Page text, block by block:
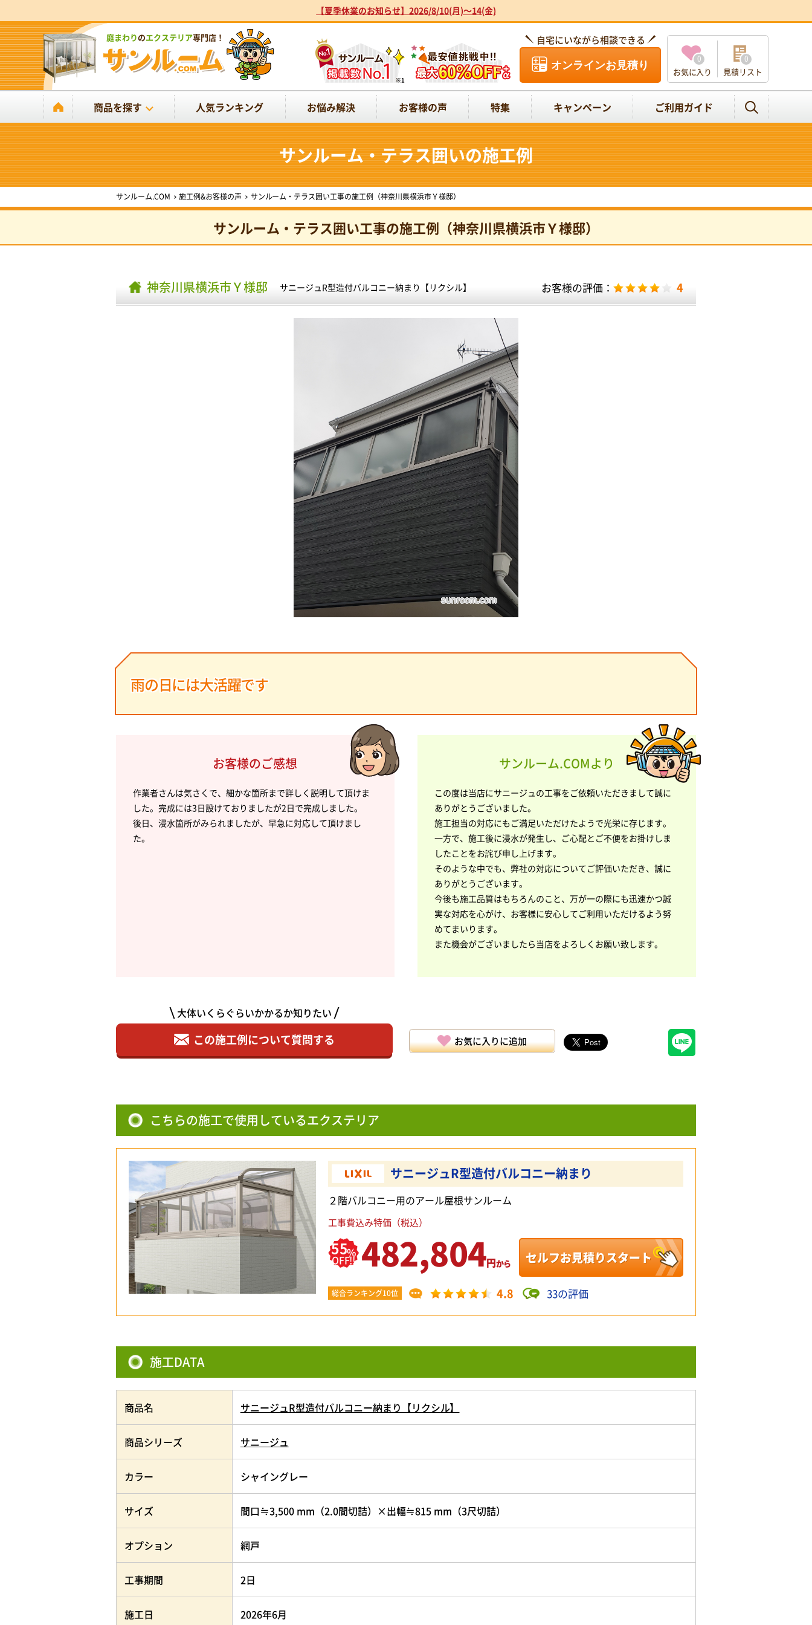
【夏季休業のお知らせ】2026/8/10(月)～14(金)
庭まわりのエクステリア専門店！ 自宅にいながら相談できる
オンラインお見積り
お気に入り
0
見積リスト
0
商品を探す 人気ランキング お悩み解決 お客様の声 特集 キャンペーン ご利用ガイド
サンルーム・テラス囲いの施工例
サンルーム.COM 施工例&お客様の声 サンルーム・テラス囲い工事の施工例（神奈川県横浜市Ｙ様邸）
サンルーム・テラス囲い工事の施工例（神奈川県横浜市Ｙ様邸）
神奈川県横浜市Ｙ様邸 サニージュR型造付バルコニー納まり【リクシル】 お客様の評価： 4
雨の日には大活躍です
お客様のご感想
作業者さんは気さくで、細かな箇所まで詳しく説明して頂けま
した。完成には3日設けておりましたが2日で完成しました。
後日、浸水箇所がみられましたが、早急に対応して頂けまし
た。
サンルーム.COMより
この度は当店にサニージュの工事をご依頼いただきまして誠に
ありがとうございました。
施工担当の対応にもご満足いただけたようで光栄に存じます。
一方で、施工後に浸水が発生し、ご心配とご不便をお掛けしま
したことをお詫び申し上げます。
そのような中でも、弊社の対応についてご評価いただき、誠に
ありがとうございます。
今後も施工品質はもちろんのこと、万が一の際にも迅速かつ誠
実な対応を心がけ、お客様に安心してご利用いただけるよう努
めてまいります。
また機会がございましたら当店をよろしくお願い致します。
大体いくらぐらいかかるか知りたい
この施工例について質問する お気に入りに追加
こちらの施工で使用しているエクステリア
サニージュR型造付バルコニー納まり
２階バルコニー用のアール屋根サンルーム
工事費込み特価（税込）
55%
OFF!! 482,804円から セルフお見積りスタート
総合ランキング10位 4.8 33の評価
施工DATA
商品名 サニージュR型造付バルコニー納まり【リクシル】
商品シリーズ サニージュ
カラー シャイングレー
サイズ 間口≒3,500 mm（2.0間切詰）×出幅≒815 mm（3尺切詰）
オプション 網戸
工事期間 2日
施工日 2026年6月